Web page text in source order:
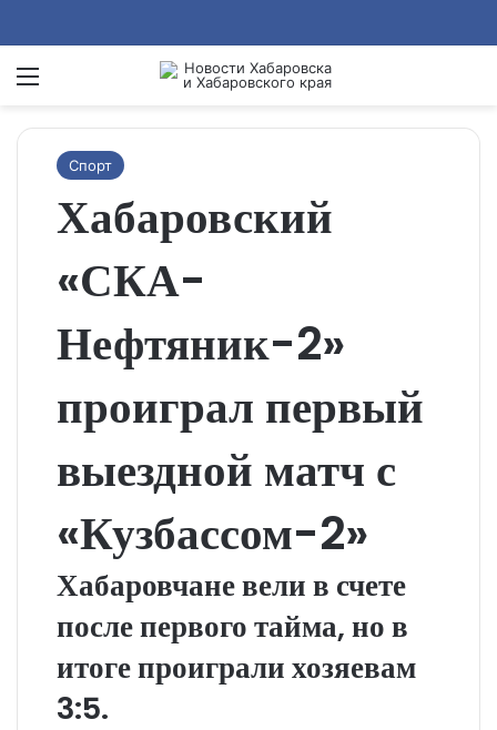
Menu
Спорт
Хабаровский
«СКА-
Нефтяник-2»
проиграл первый
выездной матч с
«Кузбассом-2»
Хабаровчане вели в счете
после первого тайма, но в
итоге проиграли хозяевам
3:5.